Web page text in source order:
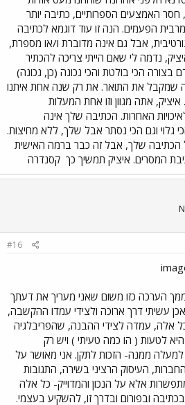
האמצעים הספרותיים, כתיבה יותר
הפעמים. הנה זו עוד דוגמא לכתיבה
אבל גם אינה מדוברת ו/או מספרת,
נדמה לי שאם הייתי צריכה להכתיר
הכי בולטת והכי נכונה (כן, נכונה)
שמקבל את התואר. את רק שנה אחת איתנו
אתה מגוון וזו אחת המעלות
האחרות. הכתיבה שלך אינה
גלוי וגם הכי נסתר אבל שלך, ללא מחיצות.
הכתיבה שלך, אבל זה כבר ברמה האישית
המסרים. איציק תמשיך כך קסנדרה
#16
הערכה כזו משום שאני מעריך את דעתך
עשיתי דרך ארוכה ולצידי עמדו ההקשבה,
אלה, עמדה לצידי ההבנה, שהפריבלגיה
לטעות ( הו כמה טעיתי ) ויש רק
ממנה- הזכות לתקן. אני מאושר על
העיסוק הרציני בשירה, התגובות
אלא על הנכון והמדוייק- כל אלה
ובפורום ובדרך זו, להשקיע בעצמי.